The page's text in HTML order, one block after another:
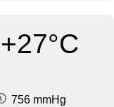
+27°C
756 mmHg